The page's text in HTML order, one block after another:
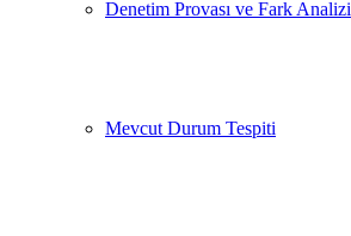
Denetim Provası ve Fark Analizi
Mevcut Durum Tespiti